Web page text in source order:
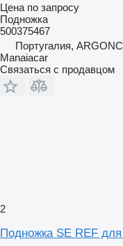
Цена по запросу
Подножка
500375467
Португалия,
Manaiacar
Связаться с продавцом
2
Подножка SE REF для